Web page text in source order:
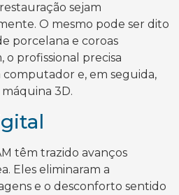
sejam
O mesmo pode ser dito
porcelana e coroas
o profissional precisa
e, em seguida,
3D.
têm trazido avanços
Eles eliminaram a
e o desconforto sentido